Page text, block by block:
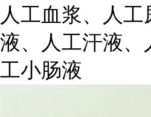
人工血浆、人
液、人工汗液、
工小肠液